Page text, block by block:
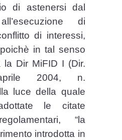
di astenersi dal
di
di interessi,
in tal senso
la Dir MiFID I (Dir.
2004, n.
luce della quale
le citate
“la
introdotta in